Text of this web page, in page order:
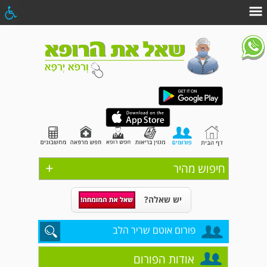
+ חיפוש מהיר
יש שאלה?
פורום אוטם שריר הלב
אודות הפורום